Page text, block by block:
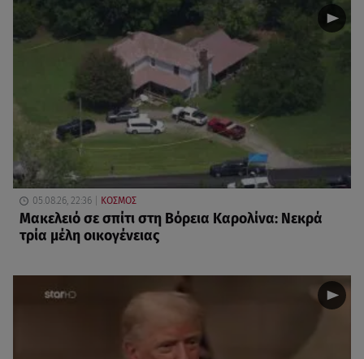
05.08.26, 22:36 ΚΟΣΜΟΣ
Μακελειό σε σπίτι στη Βόρεια Καρολίνα: Νεκρά
τρία μέλη οικογένειας